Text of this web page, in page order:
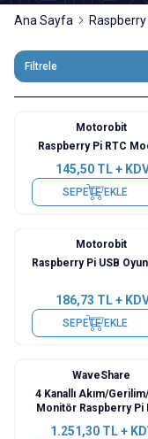
Ana Sayfa Raspberry
Filtrele
Motorobit
Raspberry Pi RTC
145,50TL +
SEPETE EKLE
Motorobit
Raspberry Pi USB
186,73 TL +
SEPETE EKLE
WaveShare
4 Kanallı Akım/
Monitör Raspberry Pi
1.251,30TL +